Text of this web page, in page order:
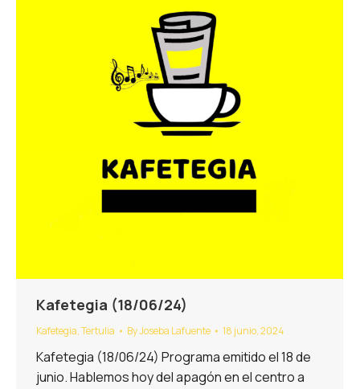
Kafetegia (18/06/24)
Kafetegia,Tertulia ByJoseba Lafuente 18 junio, 2024
Kafetegia (18/06/24) Programa emitido el 18 de
junio. Hablemos hoy del apagón en el centro a